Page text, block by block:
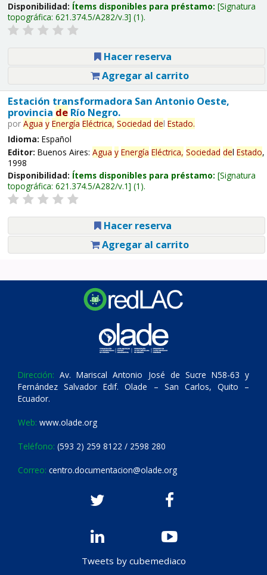
Disponibilidad: Ítems disponibles para préstamo: Signatura
topográfica: 621.374.5/A282/v.3 (1).
Hacer reserva
Agregar al carrito
Estación transformadora San Antonio Oeste,
provincia deRío Negro.
por Agua y Energía Eléctrica, Sociedad del Estado.
Idioma: Español
Editor: Buenos Aires: Agua y Energía Eléctrica, Sociedad del Estado,
1998
Disponibilidad: Ítems disponibles para préstamo: Signatura
topográfica: 621.374.5/A282/v.1 (1).
Hacer reserva
Agregar al carrito
Dirección: Av. Mariscal Antonio José de Sucre N58-63 y
Fernández Salvador Edif. Olade – San Carlos, Quito –
Ecuador.
Web: www.olade.org
Teléfono: (593 2) 259 8122 / 2598 280
Correo: centro.documentacion@olade.org
Tweets by cubemediaco